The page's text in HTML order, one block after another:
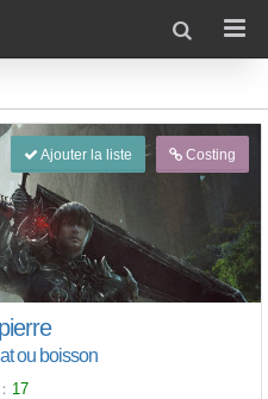
Ajouter la liste Costing
ou boisson
17